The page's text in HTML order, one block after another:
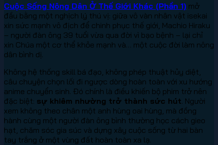
Cuộc Sống Nông Dân Ở Thế Giới Khác (Phần 1) mở
đầu bằng một nghịch lý thú vị: giữa vô vàn nhân vật isekai
xin sức mạnh vô địch để chinh phục thế giới, Machio Hiraku
– người đàn ông 39 tuổi vừa qua đời vì bạo bệnh – lại chỉ
xin Chúa một cơ thể khỏe mạnh và… một cuộc đời làm nông
dân bình dị.
Không hệ thống skill bá đạo, không phép thuật hủy diệt,
câu chuyện chọn lối đi ngược dòng hoàn toàn với xu hướng
anime chuyển sinh. Đó chính là điều khiến bộ phim trở nên
đặc biệt: sự khiêm nhường trở thành sức hút. Người
xem không theo chân một anh hùng oai hùng, mà đồng
hành cùng một người đàn ông bình thường học cách gieo
hạt, chăm sóc gia súc và dựng xây cuộc sống từ hai bàn
tay trắng ở một vùng đất hoàn toàn xa lạ.